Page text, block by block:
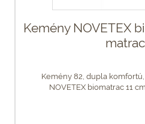
Kemény NOVETEX
Kemény 82, dupla
NOVETEX biomatrac 11